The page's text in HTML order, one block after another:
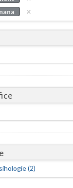
Buzau
Cluj
Covasna
Dambovita
Dolj
Galati
(2)